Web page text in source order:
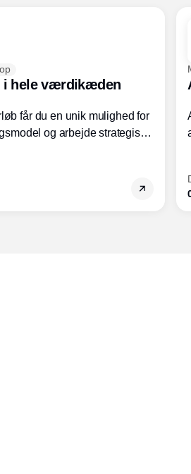
hele værdikæden
får du en unik mulighed for
og arbejde strategisk